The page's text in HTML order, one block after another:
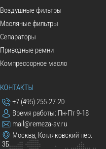
Воздушные фильтры
Масляные фильтры
Сепараторы
Приводные ремни
Компрессорное масло
КОНТАКТЫ
+7 (495) 255-27-20
Время работы: Пн-Пт 9-18
mail@remeza-av.ru
Москва, Котляковский пер.
3Б